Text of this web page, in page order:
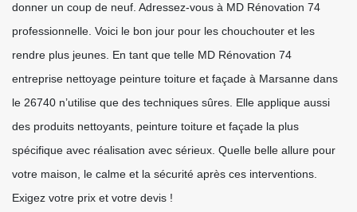
donner un coup de neuf. Adressez-vous à MD Rénovation 74
professionnelle. Voici le bon jour pour les chouchouter et les
rendre plus jeunes. En tant que telle MD Rénovation 74
entreprise nettoyage peinture toiture et façade à Marsanne dans
le 26740 n’utilise que des techniques sûres. Elle applique aussi
des produits nettoyants, peinture toiture et façade la plus
spécifique avec réalisation avec sérieux. Quelle belle allure pour
votre maison, le calme et la sécurité après ces interventions.
Exigez votre prix et votre devis !